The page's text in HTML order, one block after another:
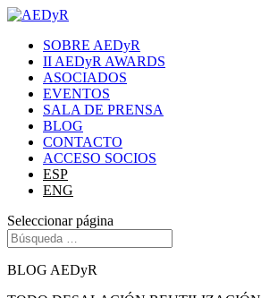
SOBRE AEDyR
II AEDyR AWARDS
ASOCIADOS
EVENTOS
SALA DE PRENSA
BLOG
CONTACTO
ACCESO SOCIOS
ESP
ENG
Seleccionar página
BLOG AEDyR